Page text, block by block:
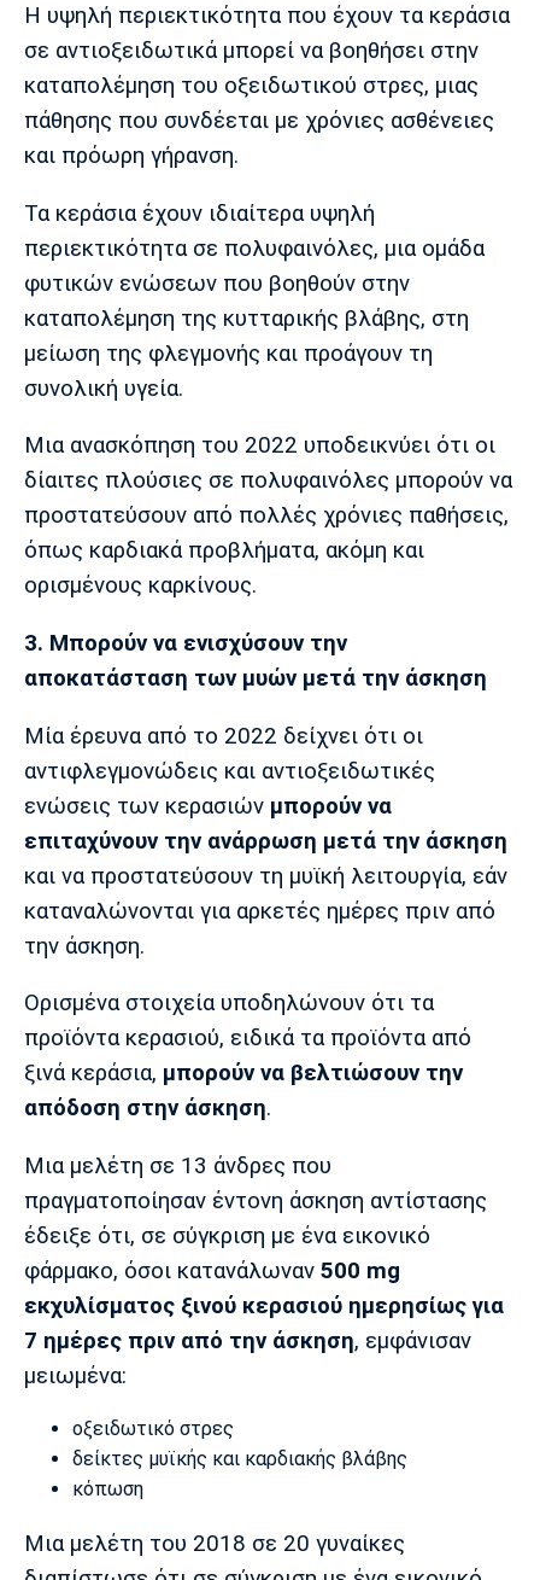
Η υψηλή περιεκτικότητα που έχουν τα κεράσια
σε αντιοξειδωτικά μπορεί να βοηθήσει στην
καταπολέμηση του οξειδωτικού στρες, μιας
πάθησης που συνδέεται με χρόνιες ασθένειες
και πρόωρη γήρανση.
Τα κεράσια έχουν ιδιαίτερα υψηλή
περιεκτικότητα σε πολυφαινόλες, μια ομάδα
φυτικών ενώσεων που βοηθούν στην
καταπολέμηση της κυτταρικής βλάβης, στη
μείωση της φλεγμονής και προάγουν τη
συνολική υγεία.
Μια ανασκόπηση του 2022 υποδεικνύει ότι οι
δίαιτες πλούσιες σε πολυφαινόλες μπορούν να
προστατεύσουν από πολλές χρόνιες παθήσεις,
όπως καρδιακά προβλήματα, ακόμη και
ορισμένους καρκίνους.
3. Μπορούν να ενισχύσουν την
αποκατάσταση των μυών μετά την άσκηση
Μία έρευνα από το 2022 δείχνει ότι οι
αντιφλεγμονώδεις και αντιοξειδωτικές
ενώσεις των κερασιών μπορούν να
επιταχύνουν την ανάρρωση μετά την άσκηση
και να προστατεύσουν τη μυϊκή λειτουργία, εάν
καταναλώνονται για αρκετές ημέρες πριν από
την άσκηση.
Ορισμένα στοιχεία υποδηλώνουν ότι τα
προϊόντα κερασιού, ειδικά τα προϊόντα από
ξινά κεράσια, μπορούν να βελτιώσουν την
απόδοση στην άσκηση.
Μια μελέτη σε 13 άνδρες που
πραγματοποίησαν έντονη άσκηση αντίστασης
έδειξε ότι, σε σύγκριση με ένα εικονικό
φάρμακο, όσοι κατανάλωναν 500 mg
εκχυλίσματος ξινού κερασιού ημερησίως για
7 ημέρες πριν από την άσκηση, εμφάνισαν
μειωμένα:
οξειδωτικό στρες
δείκτες μυϊκής και καρδιακής βλάβης
κόπωση
Μια μελέτη του 2018 σε 20 γυναίκες